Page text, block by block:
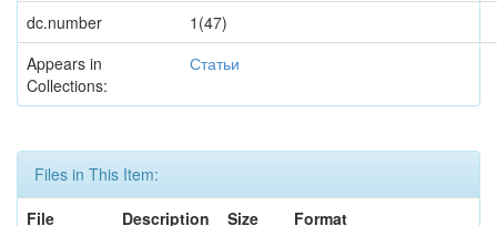
dc.number
1(47)
Appears in
Collections:
Статьи
Files in This Item:
File
Description Size
Format